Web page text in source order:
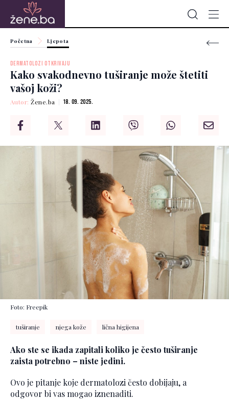
Početna Ljepota
DERMATOLOZI OTKRIVAJU
Kako svakodnevno tuširanje može štetiti
vašoj koži?
Autor:Žene.ba 18. 09. 2025.
Foto: Freepik
tuširanje njega kože lična higijena
Ako ste se ikada zapitali koliko je često tuširanje
zaista potrebno – niste jedini.
Ovo je pitanje koje dermatolozi često dobijaju, a
odgovor bi vas mogao iznenaditi.